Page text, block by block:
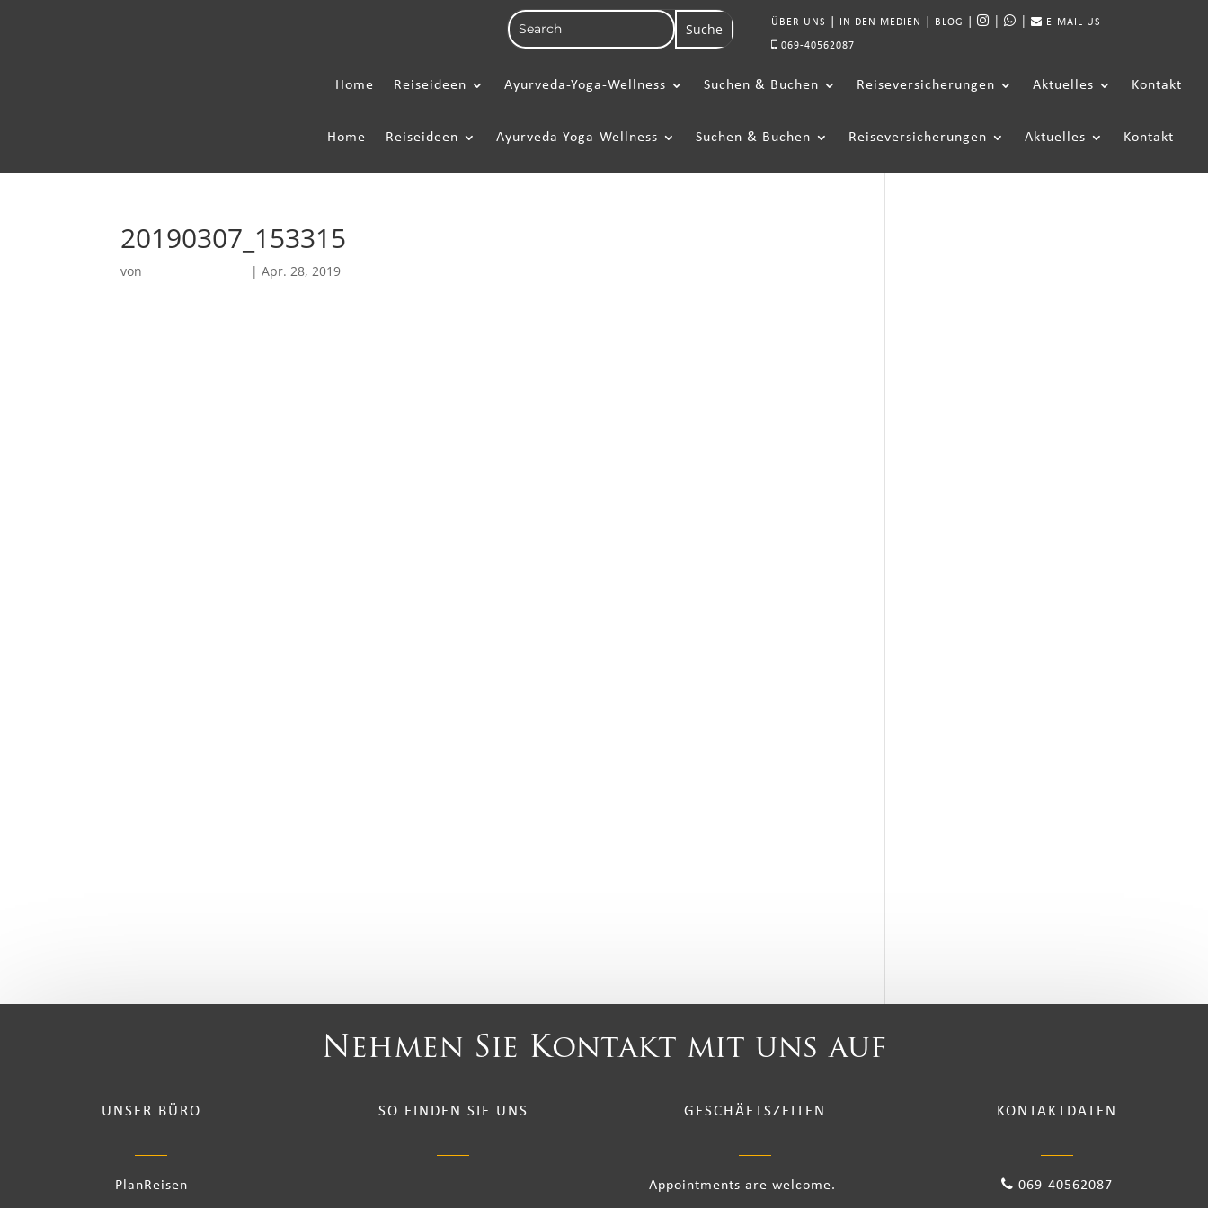
ÜBER UNS IN DEN MEDIEN BLOG | | E-MAIL US
069-40562087
Home Reiseideen Ayurveda-Yoga-Wellness Suchen & Buchen Reiseversicherungen Aktuelles Kontakt
Home Reiseideen Ayurveda-Yoga-Wellness Suchen & Buchen Reiseversicherungen Aktuelles Kontakt
20190307_153315
von |Apr. 28, 2019
Nehmen Sie Kontakt mit uns auf
UNSER BÜRO
PlanReisen
SO FINDEN SIE UNS GESCHÄFTSZEITEN
Appointments are welcome.
KONTAKTDATEN
069-40562087